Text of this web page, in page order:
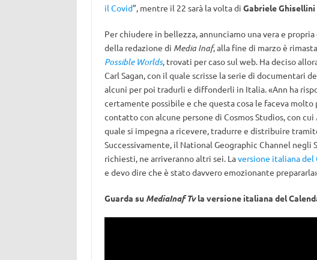
il Covid”, mentre il 22 sarà la volta di Gabriele Ghisellini
Per chiudere in bellezza, annunciamo una vera e propria
della redazione di Media Inaf, alla fine di marzo è
Possible Worlds, trovati per caso sul web. Ha deciso
Carl Sagan, con il quale scrisse la serie di documentari
alcuni per poi tradurli e diffonderli in Italia. «Ann ha
certamente possibile e che questa cosa le faceva molto
contatto con alcune persone di Cosmos Studios, con cui
quale si impegna a ricevere, tradurre e distribuire
Successivamente, il National Geographic Channel
richiesti, ne arriveranno altri sei. Laversione italiana del
e devo dire che è stato davvero emozionante
Guarda su MediaInaf Tvla versione italiana del